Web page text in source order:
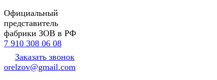
Официальный
представитель
фабрики ЗОВ в РФ
7 910 308 06 08
Заказать звонок
orelzov@gmail.com